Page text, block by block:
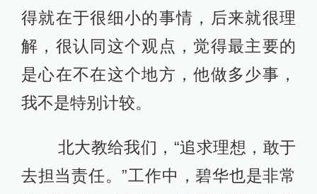
得就在于很细小的事情，后来就很理
解，很认同这个观点，觉得最主要的
是心在不在这个地方，他做多少事，
我不是特别计较。
北大教给我们，“追求理想，敢于
去担当责任。”工作中，碧华也是非常